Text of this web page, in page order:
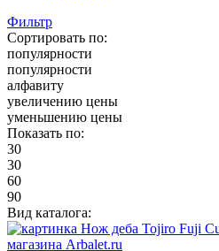
Фильтр
Сортировать по:
популярности
популярности
алфавиту
увеличению цены
уменьшению цены
Показать по:
30
30
60
90
Вид каталога: